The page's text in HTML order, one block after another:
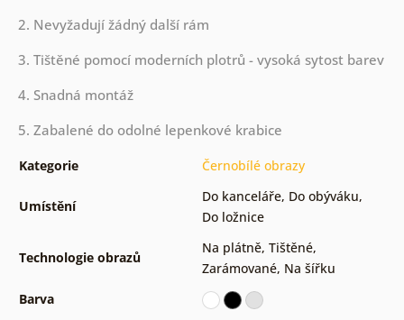
2. Nevyžadují žádný další rám
3. Tištěné pomocí moderních plotrů - vysoká sytost barev
4. Snadná montáž
5. Zabalené do odolné lepenkové krabice
Kategorie Černobílé obrazy
Umístění
Do kanceláře, Do obýváku,
Do ložnice
Technologie obrazů
Na plátně, Tištěné,
Zarámované, Na šířku
Barva